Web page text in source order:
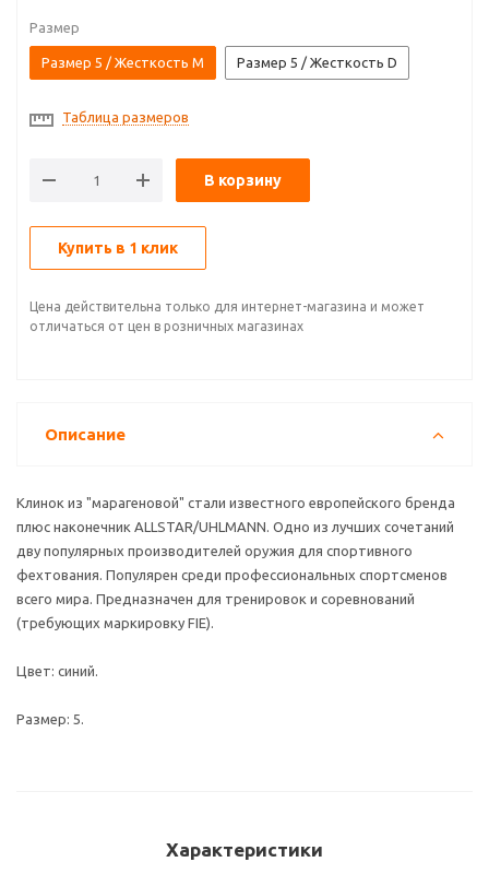
Размер
Размер 5 / Жесткость M Размер 5 / Жесткость D
Таблица размеров
В корзину
Купить в 1 клик
Цена действительна только для интернет-магазина и может
отличаться от цен в розничных магазинах
Описание
Клинок из "марагеновой" стали известного европейского бренда
плюс наконечник ALLSTAR/UHLMANN. Одно из лучших сочетаний
дву популярных производителей оружия для спортивного
фехтования. Популярен среди профессиональных спортсменов
всего мира. Предназначен для тренировок и соревнований
(требующих маркировку FIE).
Цвет: синий.
Размер: 5.
Характеристики